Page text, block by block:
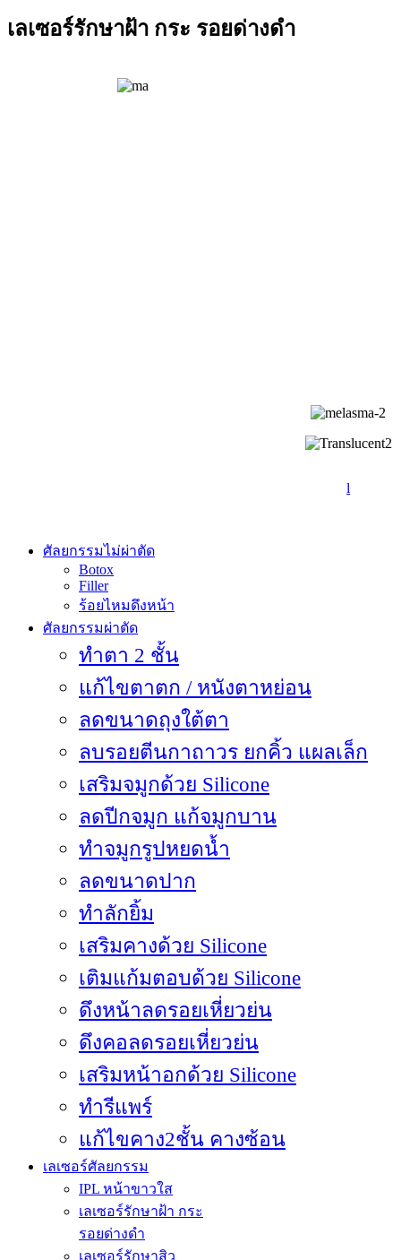
เลเซอร์รักษาฝ้า กระ รอยด่างดำ
l
ศัลยกรรมไม่ผ่าตัด
Botox
Filler
ร้อยไหมดึงหน้า
ศัลยกรรมผ่าตัด
ทำตา 2 ชั้น
แก้ไขตาตก / หนังตาหย่อน
ลดขนาดถุงใต้ตา
ลบรอยตีนกาถาวร ยกคิ้ว แผลเล็ก
เสริมจมูกด้วย Silicone
ลดปีกจมูก แก้จมูกบาน
ทำจมูกรูปหยดน้ำ
ลดขนาดปาก
ทำลักยิ้ม
เสริมคางด้วย Silicone
เติมแก้มตอบด้วย Silicone
ดึงหน้าลดรอยเหี่ยวย่น
ดึงคอลดรอยเหี่ยวย่น
เสริมหน้าอกด้วย Silicone
ทำรีแพร์
เลเซอร์ศัลยกรรม
IPL หน้าขาวใส
เลเซอร์รักษาฝ้า กระ
รอยด่างดำ
เลเซอร์รักษาสิว